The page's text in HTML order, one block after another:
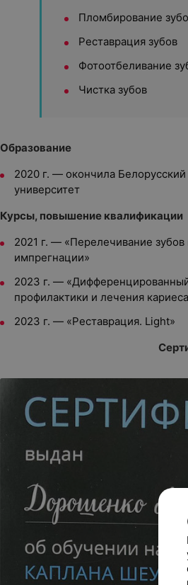
Пломбирование
Реставрация зубов
Фотоотбеливание
Чистка зубов
Образование
2020 г. — окончила
университет
Курсы, повышение квалификации
2021 г. — «Перелечивание
импрегнации»
2023 г. —
профилактики и лечения
2023 г. — «Реставрация. Light»